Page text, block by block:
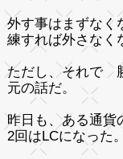
外す事はまずな
練すれば外さなく
ただし、それで
元の話だ。
昨日も、ある通貨
2回はLCになった。